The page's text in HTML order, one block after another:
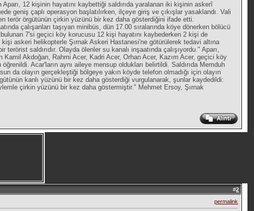
12 kişinin hayatını kaybettiği saldırıda yaralanan iki kişinin askerî
geniş çaplı operasyon başlatılırken, ilçeye giriş ve çıkışlar yasaklandı. Vali
terör örgütünün çirkin yüzünü bir kez daha gösterdiğini ifade etti.
çalışanları taşıyan minibüs, dün 17.00 sıralarında köye dönerken bölücü
7'si geçici köy korucusu 12 kişi hayatını kaybederken 2 kişi de
askeri helikopterle Şırnak Askeri Hastanesi'ne götürülerek tedavi altına
saldırıdır. Olayda ölenler su kanalı inşaatında çalışıyordu." Aparı,
Kamil Akdoğan, Rahmi Acer, Kadri Acer, Orhan Acer, Kazım Acer, geçici köy
Acar'ların aynı aileye mensup oldukları belirtildi. Saldırıda Memduh
da olayın gerçekleştiği bölgeye yakın köyde telefon olmadığı için olayın
kanlı yüzünü bir kez daha gösterdiği vurgulanarak, şunlar kaydedildi:
çirkin yüzünü bir kez daha göstermiştir." Mehmet Ersoy, Şırnak
#2
permalink